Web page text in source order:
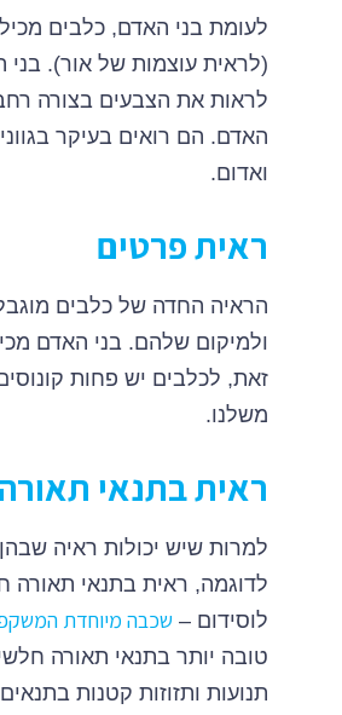
לעומת בני האדם, כלבים
(לראית עוצמות של אור).
לראות את הצבעים בצורה
האדם. הם רואים בעיקר
ואדום.
ראית פרטים
הראיה החדה של כלבים
ולמיקום שלהם. בני האדם
זאת, לכלבים יש פחות
משלנו.
ראית בתנאי
למרות שיש יכולות ראיה
לדוגמה, ראית בתנאי
לוסידום – שכבה מיוחדת
טובה יותר בתנאי תאורה
תנועות ותזוזות קטנות